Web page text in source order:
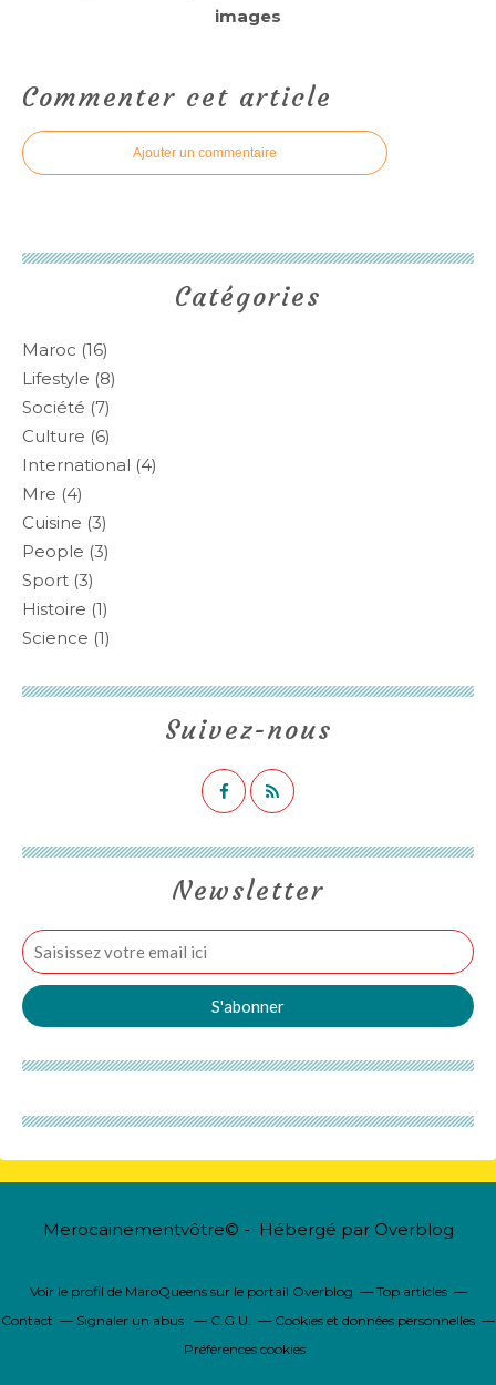
images
Commenter cet article
Ajouter un commentaire
Newsletter
Catégories
Maroc (16)
Lifestyle (8)
Société (7)
Culture (6)
International (4)
Mre (4)
Cuisine (3)
People (3)
Sport (3)
Histoire (1)
Science (1)
Suivez-nous
Merocainementvôtre© - Hébergé par Overblog
Voir le profil de MaroQueenssur le portail Overblog
Top articles
Contact
Signaler un abus C.G.U.
Cookies et données personnelles
Préférences cookies